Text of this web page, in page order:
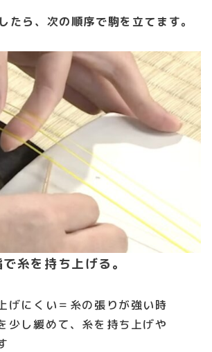
たら、次の順序で駒を立てます。
糸を持ち上げる。
げにくい＝糸の張りが強い時
少し緩めて、糸を持ち上げや